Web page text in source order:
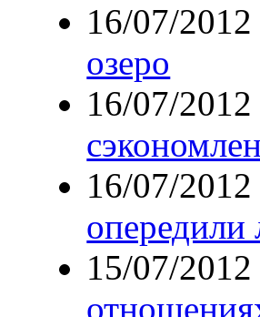
16/07/
озеро
16/07/
16/07/
опередили
15/07/